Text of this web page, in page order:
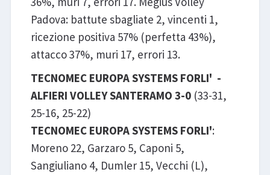
Padova: battute sbagliate 2, vincenti 1,
ricezione positiva 57% (perfetta 43%),
attacco 37%, muri 17, errori 13.
TECNOMEC EUROPA SYSTEMS FORLI' -
ALFIERI VOLLEY SANTERAMO 3-0(33-31,
25-16, 25-22)
TECNOMEC EUROPA SYSTEMS FORLI':
Moreno 22, Garzaro 5, Caponi 5,
Sangiuliano 4, Dumler 15, Vecchi (L),